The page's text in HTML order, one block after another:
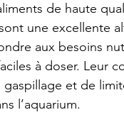
de haute
une excellente
aux besoins
à doser. Leur
gaspillage et de
l’aquarium.